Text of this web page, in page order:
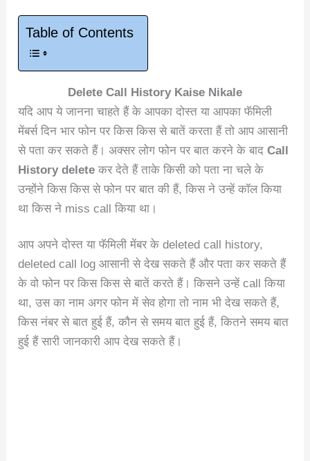
Table of Contents
Delete Call History Kaise Nikale
यदि आप ये जानना चाहते हैं के आपका दोस्त या आपका फॅमिली
मेंबर्स दिन भार फोन पर किस किस से बातें करता हैं तो आप आसानी
से पता कर सकते हैं। अक्सर लोग फोन पर बात करने के बादCall
History delete कर देते हैं ताके किसी को पता ना चले के
उन्होंने किस किस से फोन पर बात की हैं, किस ने उन्हें कॉल किया
था किस ने miss call किया था।
आप अपने दोस्त या फॅमिली मेंबर के deleted call history,
deleted call log आसानी से देख सकते हैं और पता कर सकते हैं
के वो फोन पर किस किस से बातें करते हैं। किसने उन्हें call किया
था, उस का नाम अगर फोन में सेव होगा तो नाम भी देख सकते हैं,
किस नंबर से बात हुई हैं, कौन से समय बात हुई हैं, कितने समय बात
हुई हैं सारी जानकारी आप देख सकते हैं।